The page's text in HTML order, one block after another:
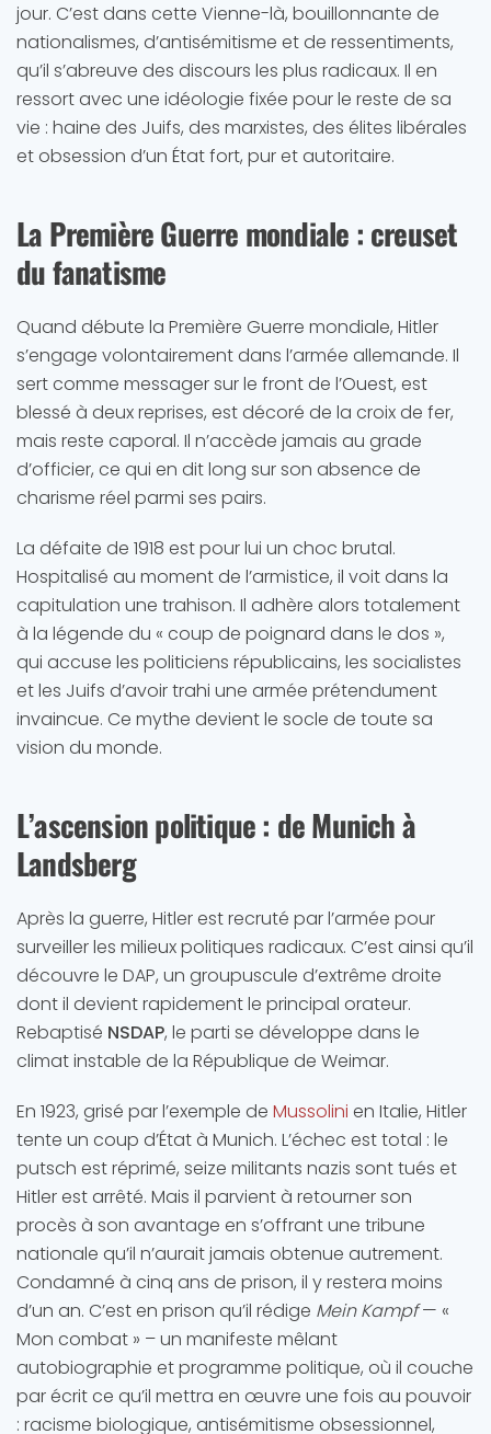
jour. C’est dans cette Vienne-là, bouillonnante de
nationalismes, d’antisémitisme et de ressentiments,
qu’il s’abreuve des discours les plus radicaux. Il en
ressort avec une idéologie fixée pour le reste de sa
vie : haine des Juifs, des marxistes, des élites libérales
et obsession d’un État fort, pur et autoritaire.
La Première Guerre mondiale : creuset
du fanatisme
Quand débute la Première Guerre mondiale, Hitler
s’engage volontairement dans l’armée allemande. Il
sert comme messager sur le front de l’Ouest, est
blessé à deux reprises, est décoré de la croix de fer,
mais reste caporal. Il n’accède jamais au grade
d’officier, ce qui en dit long sur son absence de
charisme réel parmi ses pairs.
La défaite de 1918 est pour lui un choc brutal.
Hospitalisé au moment de l’armistice, il voit dans la
capitulation une trahison. Il adhère alors totalement
à la légende du « coup de poignard dans le dos »,
qui accuse les politiciens républicains, les socialistes
et les Juifs d’avoir trahi une armée prétendument
invaincue. Ce mythe devient le socle de toute sa
vision du monde.
L’ascension politique : de Munich à
Landsberg
Après la guerre, Hitler est recruté par l’armée pour
surveiller les milieux politiques radicaux. C’est ainsi qu’il
découvre le DAP, un groupuscule d’extrême droite
dont il devient rapidement le principal orateur.
Rebaptisé NSDAP, le parti se développe dans le
climat instable de la République de Weimar.
En 1923, grisé par l’exemple de Mussolini en Italie, Hitler
tente un coup d’État à Munich. L’échec est total : le
putsch est réprimé, seize militants nazis sont tués et
Hitler est arrêté. Mais il parvient à retourner son
procès à son avantage en s’offrant une tribune
nationale qu’il n’aurait jamais obtenue autrement.
Condamné à cinq ans de prison, il y restera moins
d’un an. C’est en prison qu’il rédige Mein Kampf— «
Mon combat » – un manifeste mêlant
autobiographie et programme politique, où il couche
par écrit ce qu’il mettra en œuvre une fois au pouvoir
: racisme biologique, antisémitisme obsessionnel,